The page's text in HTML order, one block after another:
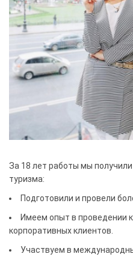
За 18 лет работы мы
туризма:
Подготовили и провели
Имеем опыт в проведении
корпоративных клиентов.
Участвуем в